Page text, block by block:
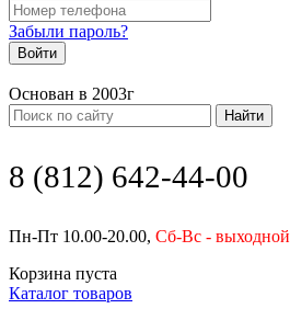
Забыли пароль?
Войти
Основан в 2003г
Найти
8 (812) 642-44-00
Пн-Пт 10.00-20.00, Сб-Вс - выходной
Корзина пуста
Каталог товаров